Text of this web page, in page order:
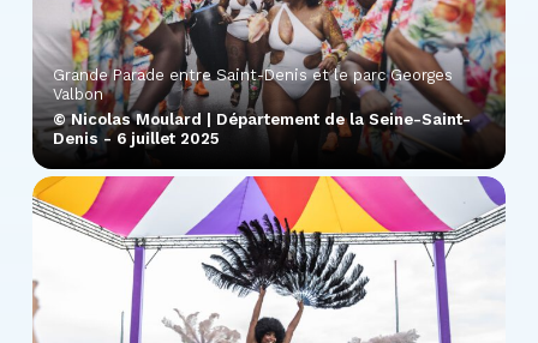
Grande Parade entre Saint-Denis et le parc Georges
Valbon
© Nicolas Moulard | Département de la Seine-Saint-
Denis - 6 juillet 2025